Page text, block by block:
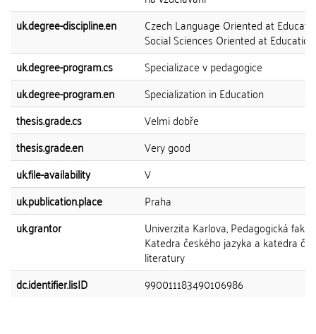
uk.degree-discipline.en
Czech Language Oriented at
Social Sciences Oriented at Education
uk.degree-program.cs
Specializace v pedagogice
uk.degree-program.en
Specialization in Education
thesis.grade.cs
Velmi dobře
thesis.grade.en
Very good
uk.file-availability
V
uk.publication.place
Praha
uk.grantor
Univerzita Karlova, Pedagogická
Katedra českého jazyka a katedra
literatury
dc.identifier.lisID
990011183490106986